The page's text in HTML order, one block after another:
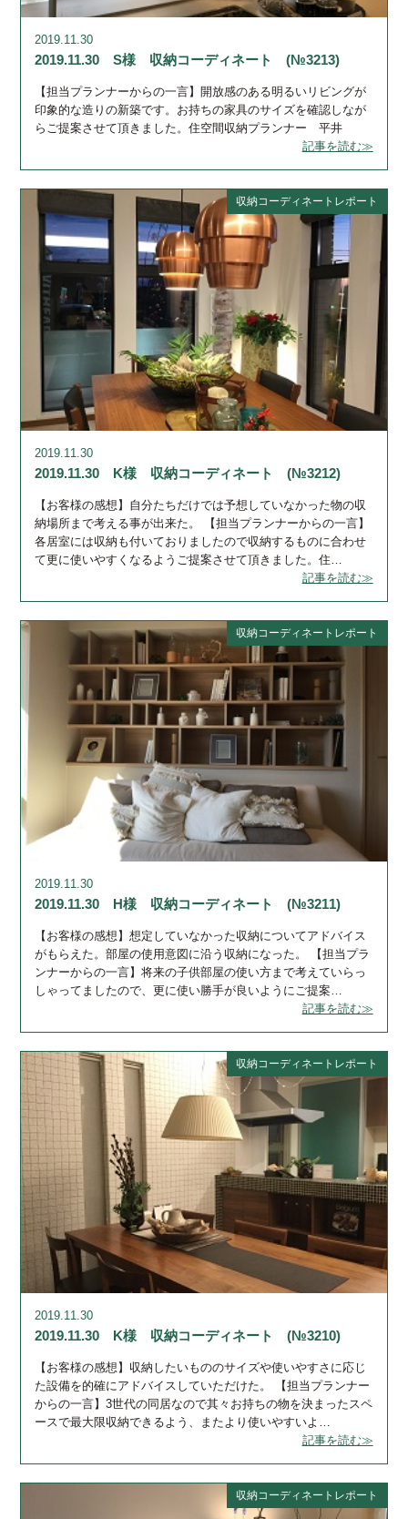
2019.11.30
2019.11.30 S様 収納コーディネート (№3213)
【担当プランナーからの一言】開放感のある明るいリビングが
印象的な造りの新築です。お持ちの家具のサイズを確認しなが
らご提案させて頂きました。住空間収納プランナー 平井
記事を読む≫
収納コーディネートレポート
2019.11.30
2019.11.30 K様 収納コーディネート (№3212)
【お客様の感想】自分たちだけでは予想していなかった物の収
納場所まで考える事が出来た。 【担当プランナーからの一言】
各居室には収納も付いておりましたので収納するものに合わせ
て更に使いやすくなるようご提案させて頂きました。住…
記事を読む≫
収納コーディネートレポート
2019.11.30
2019.11.30 H様 収納コーディネート (№3211)
【お客様の感想】想定していなかった収納についてアドバイス
がもらえた。部屋の使用意図に沿う収納になった。 【担当プラ
ンナーからの一言】将来の子供部屋の使い方まで考えていらっ
しゃってましたので、更に使い勝手が良いようにご提案…
記事を読む≫
収納コーディネートレポート
2019.11.30
2019.11.30 K様 収納コーディネート (№3210)
【お客様の感想】収納したいもののサイズや使いやすさに応じ
た設備を的確にアドバイスしていただけた。 【担当プランナー
からの一言】3世代の同居なので其々お持ちの物を決まったスペ
ースで最大限収納できるよう、またより使いやすいよ…
記事を読む≫
収納コーディネートレポート